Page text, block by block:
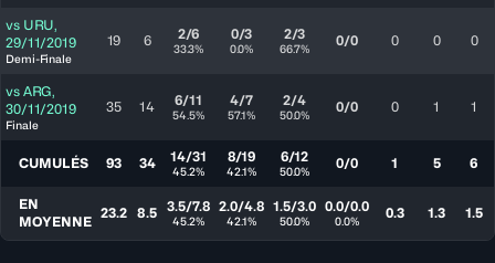
vs URU,
29/11/2019
Demi-Finale
19 6 2/6
33.3%
0/3
0.0%
2/3
66.7% 0/0 0 0 0
vs ARG,
30/11/2019
Finale
35 14 6/11
54.5%
4/7
57.1%
2/4
50.0% 0/0 0 1 1
CUMULÉS 93 34 14/31
45.2%
8/19
42.1%
6/12
50.0% 0/0 1 5 6
EN
MOYENNE
23.2 8.5 3.5/7.8
45.2%
2.0/4.8
42.1%
1.5/3.0
50.0%
0.0/0.0
0.0% 0.3 1.3 1.5